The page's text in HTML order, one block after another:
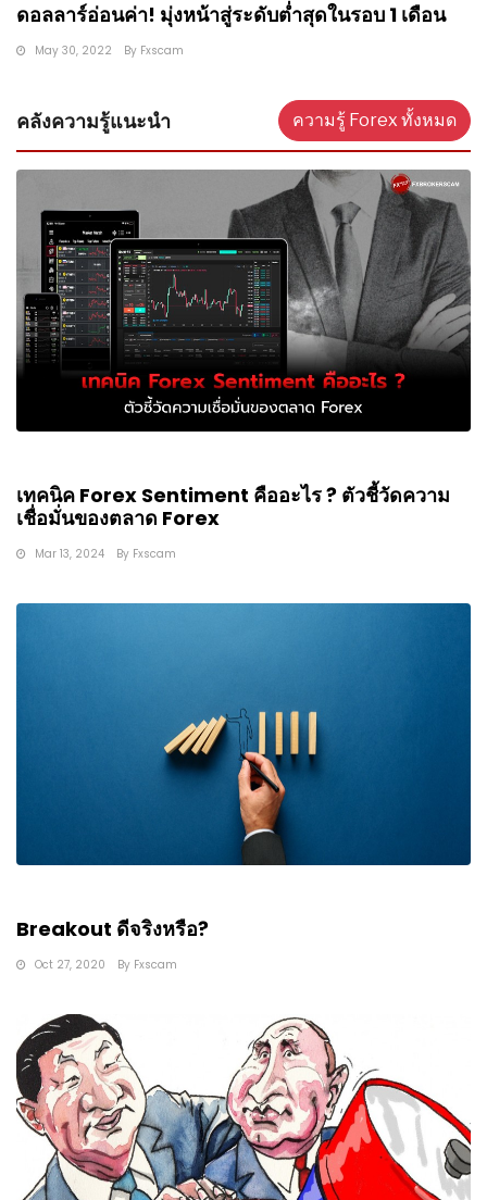
ดอลลาร์อ่อนค่า! มุ่งหน้าสู่ระดับต่ำสุดในรอบ 1 เดือน
May 30, 2022 By Fxscam
คลังความรู้แนะนำ ความรู้ Forex ทั้งหมด
เทคนิค Forex Sentiment คืออะไร ? ตัวชี้วัดความ
เชื่อมั่นของตลาด Forex
Mar 13, 2024 By Fxscam
Breakout ดีจริงหรือ?
Oct 27, 2020 By Fxscam